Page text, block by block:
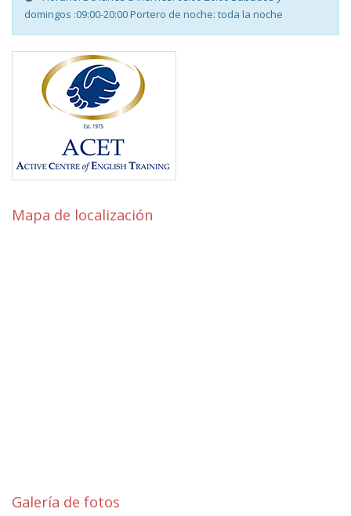
domingos :09:00-20:00 Portero de noche: toda la noche
Mapa de localización
Galería de fotos